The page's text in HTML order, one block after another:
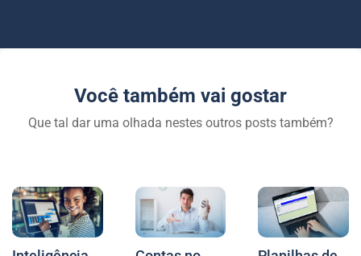
Você também vai gostar
Que tal dar uma olhada nestes outros posts também?